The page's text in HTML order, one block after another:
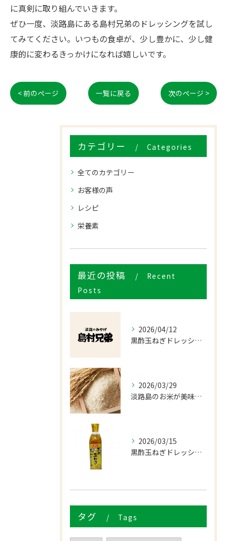
に真剣に取り組んでいきます。
ぜひ一度、淡路島にある島村兄弟のドレッシングを試し
てみてください。いつもの食卓が、少し豊かに、少し健
康的に変わるきっかけになれば嬉しいです。
< 前のページ 一覧に戻る 次のページ >
カテゴリー Categories
全てのカテゴリー
お客様の声
レシピ
栄養素
最近の投稿
Recent
Posts
2026/04/12
黒酢玉ねぎドレッシング 血液サラサラの秘密と、食卓で続けるコツ
2026/03/29
淡路島のお米が美味しい理由を解説｜お取り寄せ前に読みたい産地の話
2026/03/15
黒酢玉ねぎドレッシング 血液サラサラの秘密と、食卓で続けるコツ
タグ Tags